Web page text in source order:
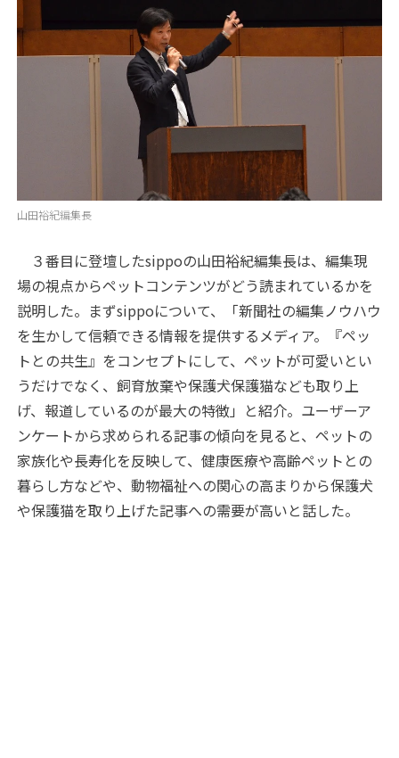
山田裕紀編集長
３番目に登壇したsippoの山田裕紀編集長は、編集現
場の視点からペットコンテンツがどう読まれているかを
説明した。まずsippoについて、「新聞社の編集ノウハウ
を生かして信頼できる情報を提供するメディア。『ペッ
トとの共生』をコンセプトにして、ペットが可愛いとい
うだけでなく、飼育放棄や保護犬保護猫なども取り上
げ、報道しているのが最大の特徴」と紹介。ユーザーア
ンケートから求められる記事の傾向を見ると、ペットの
家族化や長寿化を反映して、健康医療や高齢ペットとの
暮らし方などや、動物福祉への関心の高まりから保護犬
や保護猫を取り上げた記事への需要が高いと話した。